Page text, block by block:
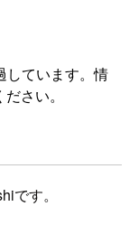
しています。情
さい。
です。